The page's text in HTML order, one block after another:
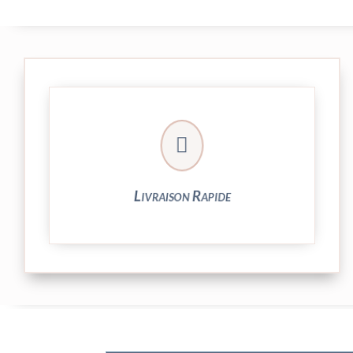

Livraison Rapide
Votre commande est expédiée sous 24/48h
et livrée par Colissimo.